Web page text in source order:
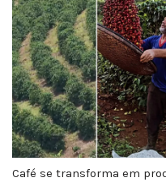
Café se transforma em